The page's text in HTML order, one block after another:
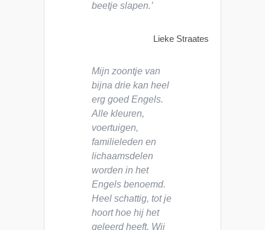
beetje slapen.’
Lieke Straates
Mijn zoontje van
bijna drie kan heel
erg goed Engels.
Alle kleuren,
voertuigen,
familieleden en
lichaamsdelen
worden in het
Engels benoemd.
Heel schattig, tot je
hoort hoe hij het
geleerd heeft. Wij